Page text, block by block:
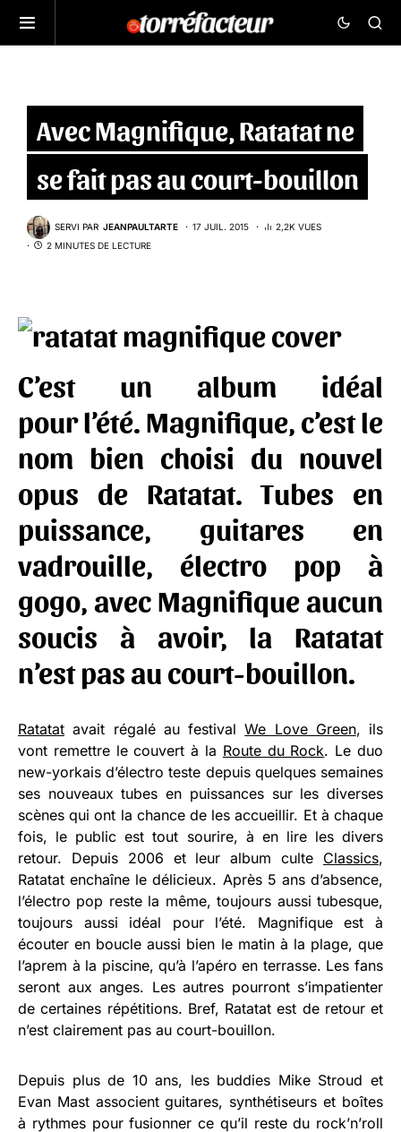
Avec Magnifique, Ratatat ne
se fait pas au court-bouillon
SERVI PAR JEANPAULTARTE 17 JUIL. 2015
2,2K VUES
2 MINUTES DE LECTURE
C’est un album idéal
pour l’été. Magnifique, c’est le
nom bien choisi du nouvel
opus de Ratatat. Tubes en
puissance, guitares en
vadrouille, électro pop à
gogo, avec Magnifique aucun
soucis à avoir, la Ratatat
n’est pas au court-bouillon.
Ratatat avait régalé au festivalWe Love Green, ils
vont remettre le couvert à la Route du Rock. Le duo
new-yorkais d’électro teste depuis quelques semaines
ses nouveaux tubes en puissances sur les diverses
scènes qui ont la chance de les accueillir. Et à chaque
fois, le public est tout sourire, à en lire les divers
retour. Depuis 2006 et leur album culte Classics,
Ratatat enchaîne le délicieux. Après 5 ans d’absence,
l’électro pop reste la même, toujours aussi tubesque,
toujours aussi idéal pour l’été. Magnifique est à
écouter en boucle aussi bien le matin à la plage, que
l’aprem à la piscine, qu’à l’apéro en terrasse. Les fans
seront aux anges. Les autres pourront s’impatienter
de certaines répétitions. Bref, Ratatat est de retour et
n’est clairement pas au court-bouillon.
Depuis plus de 10 ans, les buddies Mike Stroud et
Evan Mast associent guitares, synthétiseurs et boîtes
à rythmes pour fusionner ce qu’il reste du rock’n’roll